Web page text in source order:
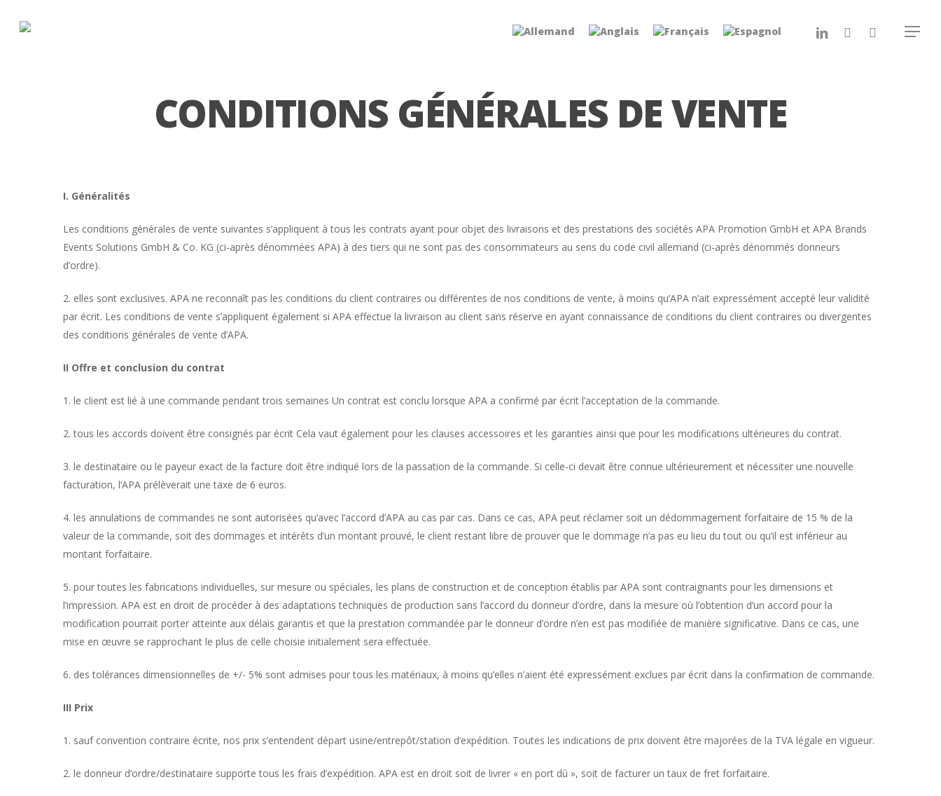
linkedinyoutubeinstagram
Menu
CONDITIONS GÉNÉRALES DE VENTE
I. Généralités
Les conditions générales de vente suivantes s’appliquent à tous les contrats ayant pour objet des livraisons et des prestations des sociétés APA Promotion GmbH et APA Brands
Events Solutions GmbH & Co. KG (ci-après dénommées APA) à des tiers qui ne sont pas des consommateurs au sens du code civil allemand (ci-après dénommés donneurs
d’ordre).
2. elles sont exclusives. APA ne reconnaît pas les conditions du client contraires ou différentes de nos conditions de vente, à moins qu’APA n’ait expressément accepté leur validité
par écrit. Les conditions de vente s’appliquent également si APA effectue la livraison au client sans réserve en ayant connaissance de conditions du client contraires ou divergentes
des conditions générales de vente d’APA.
II Offre et conclusion du contrat
1. le client est lié à une commande pendant trois semaines Un contrat est conclu lorsque APA a confirmé par écrit l’acceptation de la commande.
2. tous les accords doivent être consignés par écrit Cela vaut également pour les clauses accessoires et les garanties ainsi que pour les modifications ultérieures du contrat.
3. le destinataire ou le payeur exact de la facture doit être indiqué lors de la passation de la commande. Si celle-ci devait être connue ultérieurement et nécessiter une nouvelle
facturation, l’APA prélèverait une taxe de 6 euros.
4. les annulations de commandes ne sont autorisées qu’avec l’accord d’APA au cas par cas. Dans ce cas, APA peut réclamer soit un dédommagement forfaitaire de 15 % de la
valeur de la commande, soit des dommages et intérêts d’un montant prouvé, le client restant libre de prouver que le dommage n’a pas eu lieu du tout ou qu’il est inférieur au
montant forfaitaire.
5. pour toutes les fabrications individuelles, sur mesure ou spéciales, les plans de construction et de conception établis par APA sont contraignants pour les dimensions et
l’impression. APA est en droit de procéder à des adaptations techniques de production sans l’accord du donneur d’ordre, dans la mesure où l’obtention d’un accord pour la
modification pourrait porter atteinte aux délais garantis et que la prestation commandée par le donneur d’ordre n’en est pas modifiée de manière significative. Dans ce cas, une
mise en œuvre se rapprochant le plus de celle choisie initialement sera effectuée.
6. des tolérances dimensionnelles de +/- 5% sont admises pour tous les matériaux, à moins qu’elles n’aient été expressément exclues par écrit dans la confirmation de commande.
III Prix
1. sauf convention contraire écrite, nos prix s’entendent départ usine/entrepôt/station d’expédition. Toutes les indications de prix doivent être majorées de la TVA légale en vigueur.
2. le donneur d’ordre/destinataire supporte tous les frais d’expédition. APA est en droit soit de livrer « en port dû », soit de facturer un taux de fret forfaitaire.